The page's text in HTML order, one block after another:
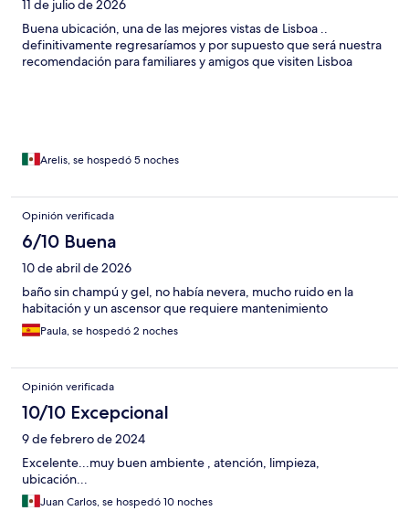
11 de julio de 2026
Buena ubicación, una de las mejores vistas de Lisboa ..
definitivamente regresaríamos y por supuesto que será nuestra
recomendación para familiares y amigos que visiten Lisboa
Arelis, se hospedó 5 noches
Opinión verificada
6/10 Buena
10 de abril de 2026
baño sin champú y gel, no había nevera, mucho ruido en la
habitación y un ascensor que requiere mantenimiento
Paula, se hospedó 2 noches
Opinión verificada
10/10 Excepcional
9 de febrero de 2024
Excelente...muy buen ambiente , atención, limpieza,
ubicación...
Juan Carlos, se hospedó 10 noches